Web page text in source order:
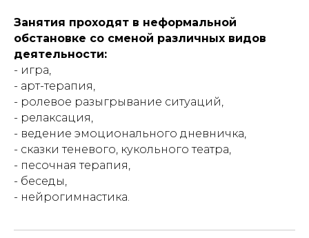
Занятия проходят в неформальной
обстановке со сменой различных видов
деятельности:
- игра,
- арт-терапия,
- ролевое разыгрывание ситуаций,
- релаксация,
- ведение эмоционального дневничка,
- сказки теневого, кукольного театра,
- песочная терапия,
- беседы,
- нейрогимнастика.